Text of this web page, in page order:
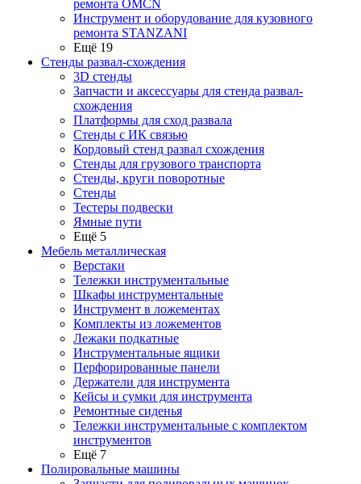
ремонта OMCN
Инструмент и оборудование для кузовного
ремонта STANZANI
Ещё 19
Стенды развал-схождения
3D стенды
Запчасти и аксессуары для стенда развал-
схождения
Платформы для сход развала
Стенды с ИК связью
Кордовый стенд развал схождения
Стенды для грузового транспорта
Стенды, круги поворотные
Стенды
Тестеры подвески
Ямные пути
Ещё 5
Мебель металлическая
Верстаки
Тележки инструментальные
Шкафы инструментальные
Инструмент в ложементах
Комплекты из ложементов
Лежаки подкатные
Инструментальные ящики
Перфорированные панели
Держатели для инструмента
Кейсы и сумки для инструмента
Ремонтные сиденья
Тележки инструментальные с комплектом
инструментов
Ещё 7
Полировальные машины